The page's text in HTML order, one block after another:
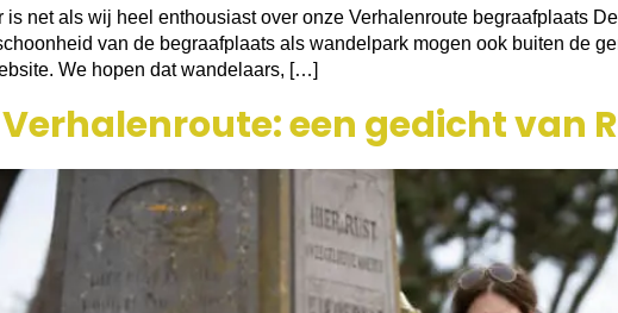
net als wij heel enthousiast over onze Verhalenroute begraafplaats
van de begraafplaats als wandelpark mogen ook buiten de
We hopen dat wandelaars, […]
een gedicht van